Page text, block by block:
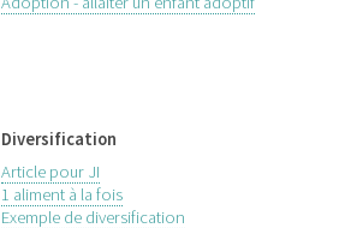
Diversification
Article pour JI
1 aliment à la fois
Exemple de diversification